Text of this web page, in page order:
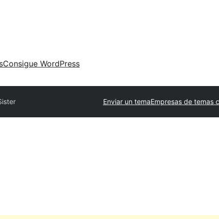
Consigue WordPress
Enviar un temaEmpresas de temas